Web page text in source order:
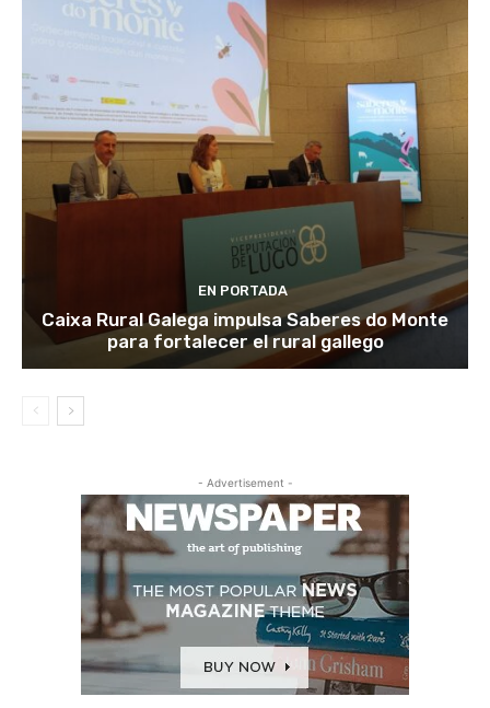
EN PORTADA
Caixa Rural Galega impulsa Saberes do Monte
para fortalecer el rural gallego
- Advertisement -